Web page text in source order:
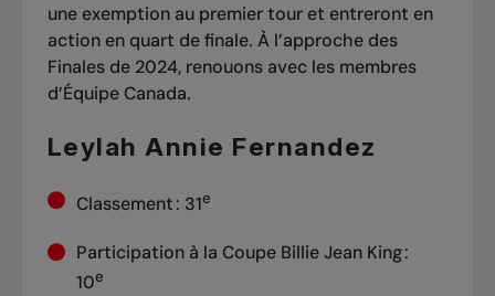
une exemption au premier tour et entreront en
action en quart de finale. À l’approche des
Finales de 2024, renouons avec les membres
d’Équipe Canada.
Leylah Annie Fernandez
Classement : 31e
Participation à la Coupe Billie Jean King :
10e